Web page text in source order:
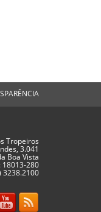
Tropeiros
3.041
Boa Vista
18013-280
3238.2100